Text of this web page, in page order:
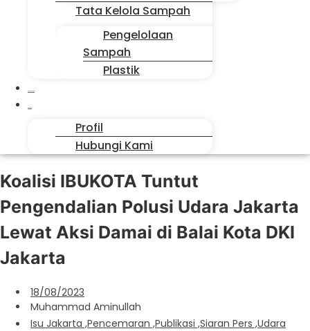
Tata Kelola Sampah
Pengelolaan
Sampah
Plastik
Profil
Hubungi Kami
Koalisi IBUKOTA Tuntut
Pengendalian Polusi Udara Jakarta
Lewat Aksi Damai di Balai Kota DKI
Jakarta
18/08/2023
Muhammad Aminullah
Isu Jakarta ,Pencemaran ,Publikasi ,Siaran Pers ,Udara